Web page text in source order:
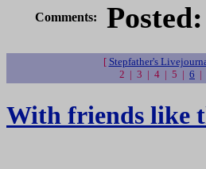
Comments: Posted:
[ Stepfather's
2 | 3 | 4 | 5 | 6 |
With friends like